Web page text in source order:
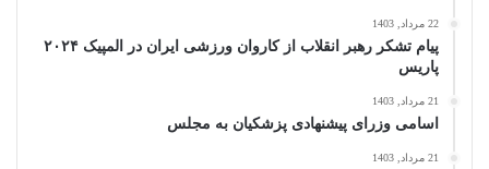
22 مرداد, 1403
پیام تشکر رهبر انقلاب از کاروان ورزشی ایران در المپیک ۲۰۲۴
پاریس
21 مرداد, 1403
اسامی وزرای پیشنهادی پزشکیان به مجلس
21 مرداد, 1403